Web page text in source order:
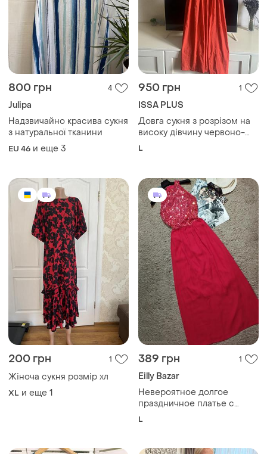
800 грн 4
Julipa
Надзвичайно красива сукня
з натуральної тканини
EU 46 и еще 3
950 грн 1
ISSA PLUS
Довга сукня з розрізом на
високу дівчину червоно-
коралового кольору
L
200 грн 1
Жіноча сукня розмір хл
XL и еще 1
389 грн 1
Eilly Bazar
Невероятное долгое
праздничное платье с
пайетками/платье/
L